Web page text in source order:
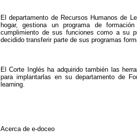
El departamento de Recursos Humanos de
hogar, gestiona un programa de
cumplimiento de sus funciones como a su
decidido transferir parte de sus programas
El Corte Inglés ha adquirido también las
para implantarlas en su departamento de
learning.
Acerca de e-doceo